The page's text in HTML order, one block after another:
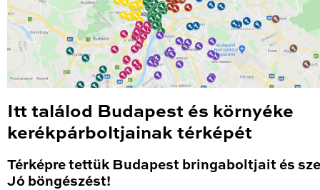
Itt találod Budapest és környéke
kerékpárboltjainak térképét
Térképre tettük Budapest bringaboltjait és
Jó böngészést!